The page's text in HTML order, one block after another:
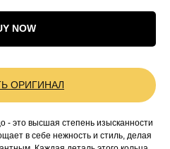
NOW
ОРИГИНАЛ
- это высшая степень изысканности
в себе нежность и стиль, делая